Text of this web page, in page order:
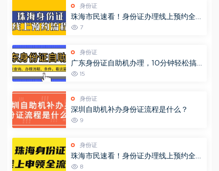
身份证
珠海市民速看！身份证办理线上预约全攻
略，省时又省力（“珠海公安”预约办证大
7
身份证
广东身份证自助机办理，10分钟轻松搞
定！附网点查询+办理流程→
15
身份证
深圳自助机补办身份证流程是什么？
9
身份证
珠海市民速看！身份证办理线上预约全攻
略，省时又省力（“珠海公安”预约办证大
8